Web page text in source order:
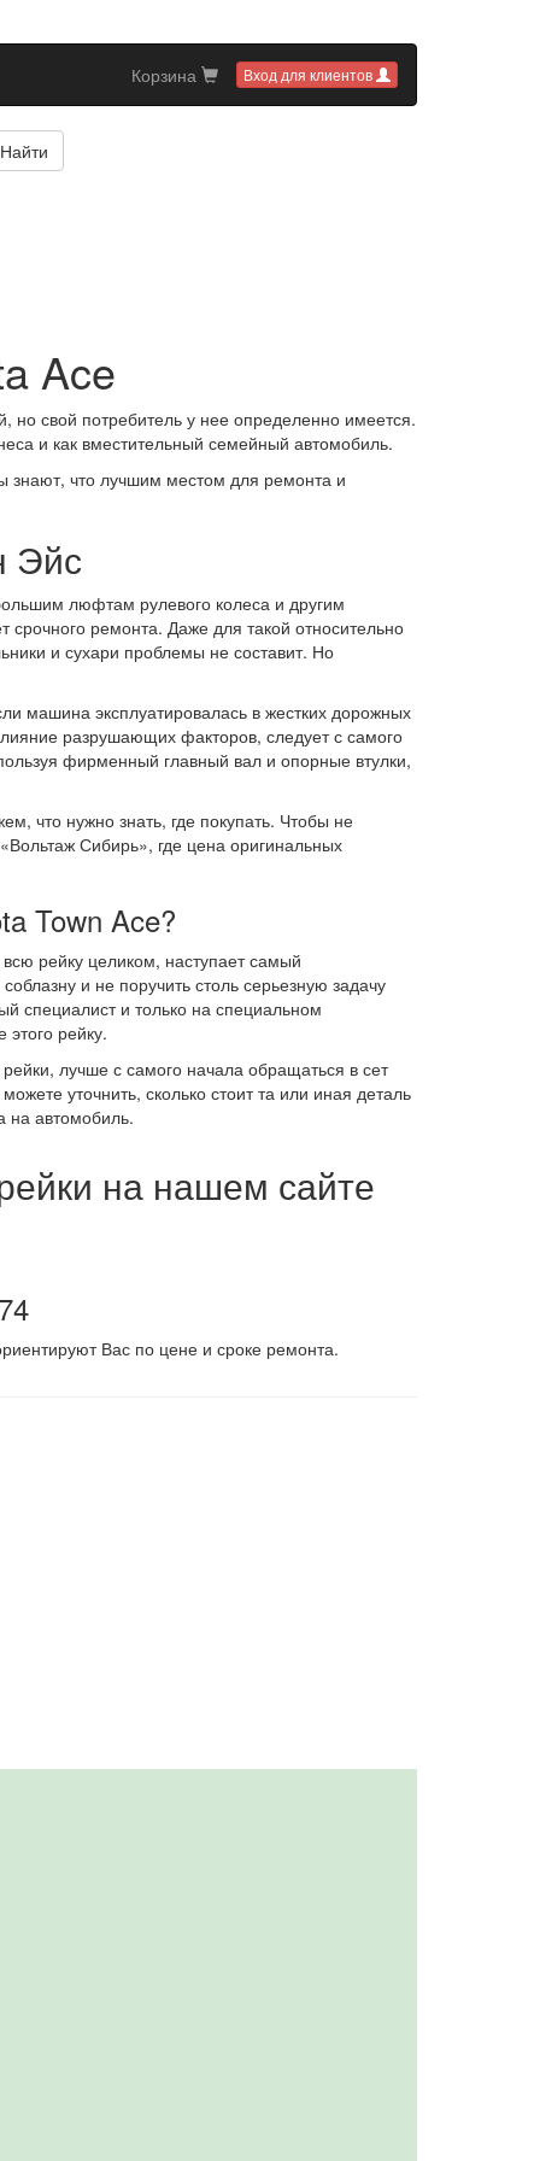
Вход для клиентов
Корзина
Найти
Ace
свой потребитель у нее определенно имеется.
и как вместительный семейный автомобиль.
знают, что лучшим местом для ремонта и
Эйс
люфтам рулевого колеса и другим
срочного ремонта. Даже для такой относительно
и сухари проблемы не составит. Но
машина эксплуатировалась в жестких дорожных
разрушающих факторов, следует с самого
фирменный главный вал и опорные втулки,
что нужно знать, где покупать. Чтобы не
Сибирь», где цена оригинальных
Town Ace?
рейку целиком, наступает самый
и не поручить столь серьезную задачу
специалист и только на специальном
рейку.
лучше с самого начала обращаться в сет
уточнить, сколько стоит та или иная деталь
на автомобиль.
на нашем сайте
Вас по цене и сроке ремонта.